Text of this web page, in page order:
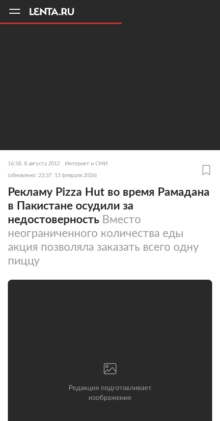
16:58, 8 августа 2012 Интернет и СМИ
(обновлено: 23:37, 13 февраля 2026)
Рекламу Pizza Hut во время Рамадана
в Пакистане осудили за
недостоверность Вместо
неограниченного количества еды
акция позволяла заказать всего одну
пиццу